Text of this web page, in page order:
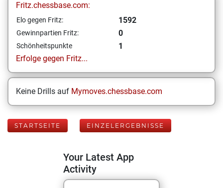
Fritz.chessbase.com:
Elo gegen Fritz: 1592
Gewinnpartien Fritz: 0
Schönheitspunkte
1
Erfolge gegen Fritz...
Keine Drills auf Mymoves.chessbase.com
STARTSEITE EINZELERGEBNISSE
Your Latest App
Activity